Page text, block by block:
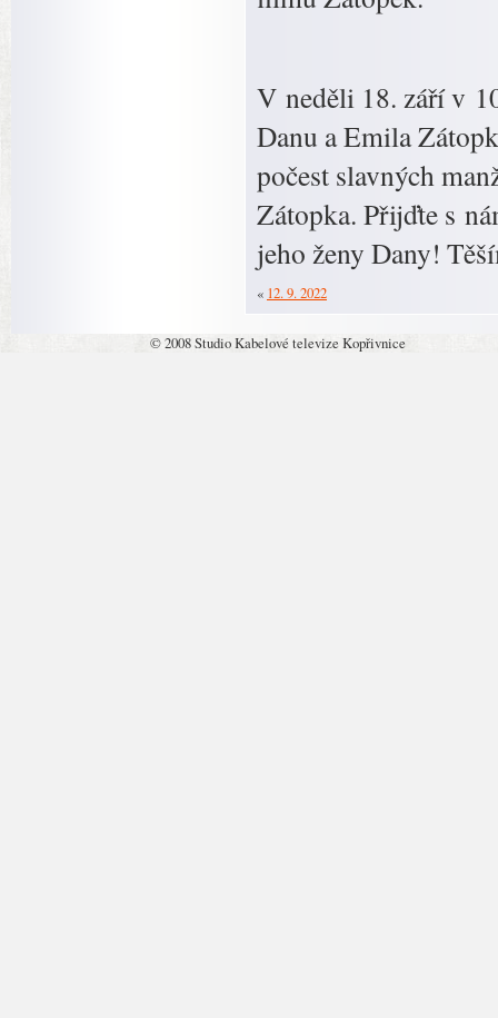
V neděli 18. září v
Danu a Emila
počest slavných
Zátopka. Přijďte s
jeho ženy Dany!
« 12. 9. 2022
© 2008 Studio Kabelové televize Kopřivnice